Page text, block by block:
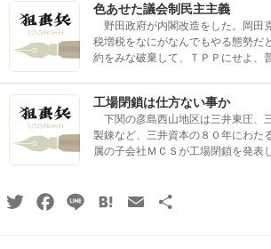
色あせた議会制民主主義
野田政府が内閣改造をした。岡田
税増税をなにがなんでもやる態勢だ
約をみな破棄して、ＴＰＰにせよ、
工場閉鎖は仕方ない事か
下関の彦島西山地区は三井東圧、
製錬など、三井資本の８０年にわた
属の子会社ＭＣＳが工場閉鎖を発表
TwitterFacebook
Line HatenaEmail